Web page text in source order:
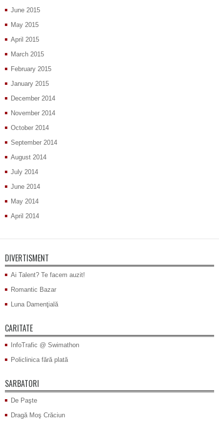
June 2015
May 2015
April 2015
March 2015
February 2015
January 2015
December 2014
November 2014
October 2014
September 2014
August 2014
July 2014
June 2014
May 2014
April 2014
DIVERTISMENT
Ai Talent? Te facem auzit!
Romantic Bazar
Luna Damenţială
CARITATE
InfoTrafic @ Swimathon
Policlinica fără plată
SARBATORI
De Paşte
Dragă Moş Crăciun